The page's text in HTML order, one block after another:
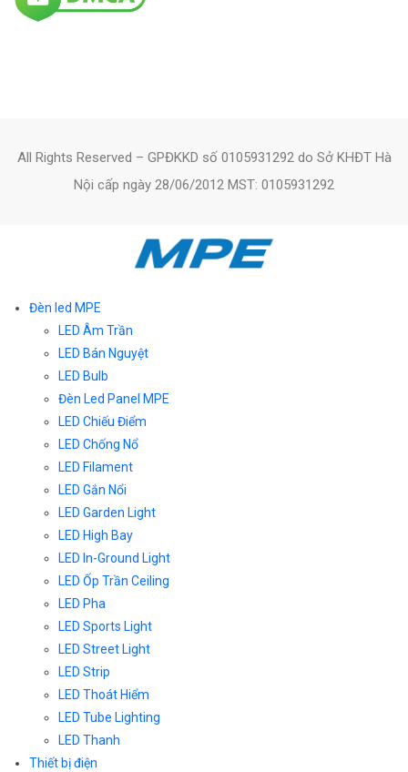
All Rights Reserved – GPĐKKD số 0105931292 do Sở KHĐT Hà
Nội cấp ngày 28/06/2012 MST: 0105931292
Đèn led MPE
LED Âm Trần
LED Bán Nguyệt
LED Bulb
Đèn Led Panel MPE
LED Chiếu Điểm
LED Chống Nổ
LED Filament
LED Gắn Nổi
LED Garden Light
LED High Bay
LED In-Ground Light
LED Ốp Trần Ceiling
LED Pha
LED Sports Light
LED Street Light
LED Strip
LED Thoát Hiểm
LED Tube Lighting
LED Thanh
Thiết bị điện